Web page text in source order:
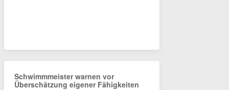
Schwimmmeister warnen vor
Überschätzung eigener Fähigkeiten